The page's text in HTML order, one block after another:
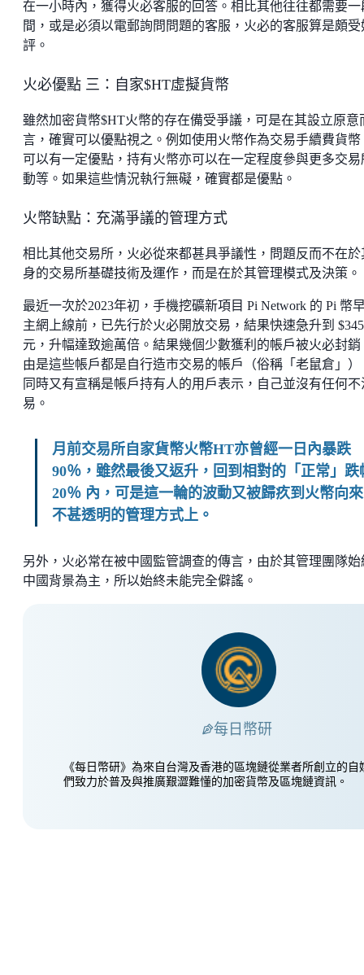
在一小時內，獲得火必客服的回答。相比其他往往都需要一
間，或是必須以電郵詢問問題的客服，火必的客服算是頗受
評。
火必優點 三：自家$HT虛擬貨幣
雖然加密貨幣$HT火幣的存在備受爭議，可是在其設立原意
言，確實可以優點視之。例如使用火幣作為交易手續費貨幣
可以有一定優點，持有火幣亦可以在一定程度參與更多交易
動等。如果這些情況執行無礙，確實都是優點。
火幣缺點：充滿爭議的管理方式
相比其他交易所，火必從來都甚具爭議性，問題反而不在於
身的交易所基礎技術及運作，而是在於其管理模式及決策。
最近一次於2023年初，手機挖礦新項目 Pi Network 的 Pi 幣
主網上線前，已先行於火必開放交易，結果快速急升到
元，升幅達致逾萬倍。結果幾個少數獲利的帳戶被火必封銷
由是這些帳戶都是自行造市交易的帳戶（俗稱「老鼠倉」）
同時又有宣稱是帳戶持有人的用戶表示，自己並沒有任何不
易。
月前交易所自家貨幣火幣HT亦曾經一日內暴跌
90％，雖然最後又返升，回到相對的「正常」跌
20％ 內，可是這一輪的波動又被歸疚到火幣向來
不甚透明的管理方式上。
另外，火必常在被中國監管調查的傳言，由於其管理團隊始
中國背景為主，所以始終未能完全僻謠。
每日幣研
《每日幣研》為來自台灣及香港的區塊鏈從業者所創立的自
們致力於普及與推廣艱澀難懂的加密貨幣及區塊鏈資訊。